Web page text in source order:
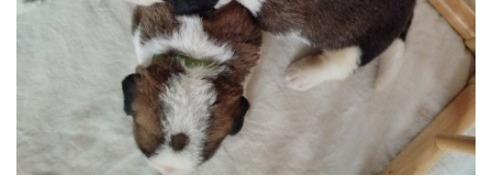
VÝSTAVNÍ ÚSPĚCHY NAŠÍ CHS